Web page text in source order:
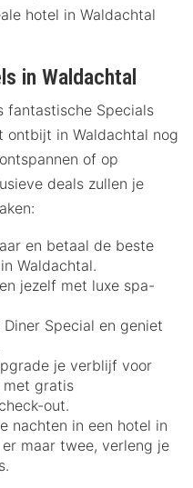
hotel in Waldachtal
in Waldachtal
fantastische Specials
ontbijt in Waldachtal nog
of op
deals zullen je
en betaal de beste
Waldachtal.
jezelf met luxe spa-
Diner Special en geniet
je verblijf voor
met gratis
out.
nachten in een hotel in
maar twee, verleng je